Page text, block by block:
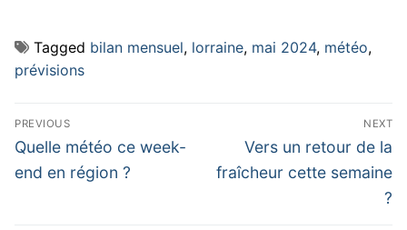
Tagged bilan mensuel, lorraine, mai 2024, météo,
prévisions
Navigation
de
l’article
PREVIOUS
Previous
post:
Quelle météo ce week-
end en région ?
NEXT
Next
post:
Vers un retour de la
fraîcheur cette semaine
?